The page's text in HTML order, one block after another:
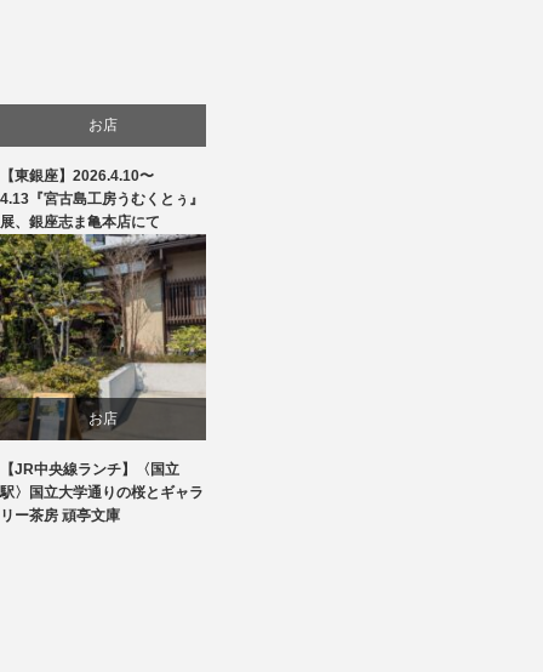
お店
商品紹介
文化
【東銀座】2026.4.10〜
4.13『宮古島工房うむくとぅ』
展、銀座志ま亀本店にて
お店
生活
【JR中央線ランチ】〈国立
駅〉国立大学通りの桜とギャラ
リー茶房 頑亭文庫